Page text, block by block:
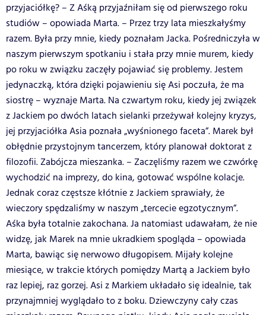
przyjaciółkę? – Z Aśką przyjaźniłam się od pierwszego roku
studiów – opowiada Marta. – Przez trzy lata mieszkałyśmy
razem. Była przy mnie, kiedy poznałam Jacka. Pośredniczyła w
naszym pierwszym spotkaniu i stała przy mnie murem, kiedy
po roku w związku zaczęły pojawiać się problemy. Jestem
jedynaczką, która dzięki pojawieniu się Asi poczuła, że ma
siostrę – wyznaje Marta. Na czwartym roku, kiedy jej związek
z Jackiem po dwóch latach sielanki przeżywał kolejny kryzys,
jej przyjaciółka Asia poznała „wyśnionego faceta”. Marek był
obłędnie przystojnym tancerzem, który planował doktorat z
filozofii. Zabójcza mieszanka. – Zaczęliśmy razem we czwórkę
wychodzić na imprezy, do kina, gotować wspólne kolacje.
Jednak coraz częstsze kłótnie z Jackiem sprawiały, że
wieczory spędzaliśmy w naszym „tercecie egzotycznym”.
Aśka była totalnie zakochana. Ja natomiast udawałam, że nie
widzę, jak Marek na mnie ukradkiem spogląda – opowiada
Marta, bawiąc się nerwowo długopisem. Mijały kolejne
miesiące, w trakcie których pomiędzy Martą a Jackiem było
raz lepiej, raz gorzej. Asi z Markiem układało się idealnie, tak
przynajmniej wyglądało to z boku. Dziewczyny cały czas